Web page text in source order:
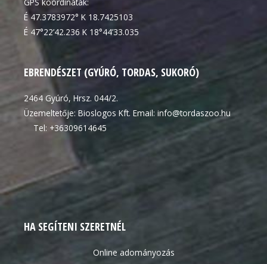
É 47.3783972° K 18.7425103
É 47°22’42.236 K 18°44’33.035
EBRENDÉSZET (GYÚRÓ, TORDAS, SUKORÓ)
2464 Gyúró, Hrsz. 044/2.
Üzemeltetője: Bioslogos Kft. Email: info@tordaszoo.hu
Tel: +36309614645
HA SEGÍTENI SZERETNÉL
Online adományozás